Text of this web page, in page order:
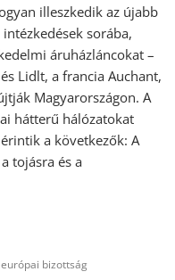
illeszkedik az újabb
sorába,
áruházláncokat –
Lidlt, a francia Auchant,
Magyarországon. A
hátterű hálózatokat
a következők: A
tojásra és a
európai bizottság